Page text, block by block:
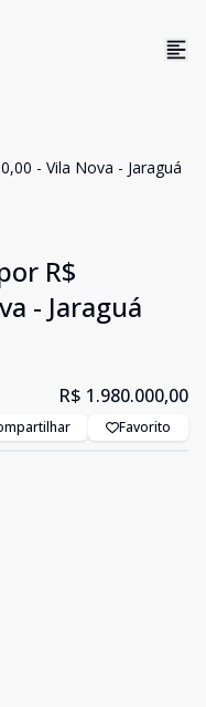
- Vila Nova - Jaraguá
R$
- Jaraguá
R$ 1.980.000,00
Favorito